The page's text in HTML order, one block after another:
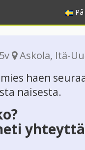
Askola, Itä-
haen
naisesta.
yhteyttä